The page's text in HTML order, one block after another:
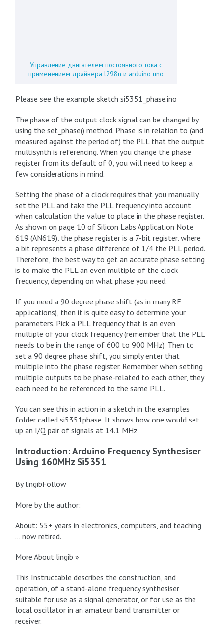
Управление двигателем постоянного тока с
применением драйвера l298n и arduino uno
Please see the example sketch si5351_phase.ino
The phase of the output clock signal can be changed by
using the set_phase() method. Phase is in relation to (and
measured against the period of) the PLL that the output
multisynth is referencing. When you change the phase
register from its default of 0, you will need to keep a
few considerations in mind.
Setting the phase of a clock requires that you manually
set the PLL and take the PLL frequency into account
when calculation the value to place in the phase register.
As shown on page 10 of Silicon Labs Application Note
619 (AN619), the phase register is a 7-bit register, where
a bit represents a phase difference of 1/4 the PLL period.
Therefore, the best way to get an accurate phase setting
is to make the PLL an even multiple of the clock
frequency, depending on what phase you need.
If you need a 90 degree phase shift (as in many RF
applications), then it is quite easy to determine your
parameters. Pick a PLL frequency that is an even
multiple of your clock frequency (remember that the PLL
needs to be in the range of 600 to 900 MHz). Then to
set a 90 degree phase shift, you simply enter that
multiple into the phase register. Remember when setting
multiple outputs to be phase-related to each other, they
each need to be referenced to the same PLL.
You can see this in action in a sketch in the examples
folder called si5351phase. It shows how one would set
up an I/Q pair of signals at 14.1 MHz.
Introduction: Arduino Frequency Synthesiser
Using 160MHz Si5351
By lingibFollow
More by the author:
About: 55+ years in electronics, computers, and teaching
… now retired.
More About lingib »
This Instructable describes the construction, and
operation, of a stand-alone frequency synthesiser
suitable for use as a signal generator, or for use as the
local oscillator in an amateur band transmitter or
receiver.